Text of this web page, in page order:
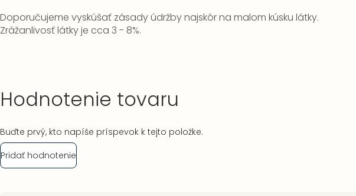
Doporučujeme vyskúšať zásady údržby najskôr na malom kúsku látky.
Zrážanlivosť látky je cca 3 - 8%.
Hodnotenie tovaru
Buďte prvý, kto napíše príspevok k tejto položke.
Pridať hodnotenie